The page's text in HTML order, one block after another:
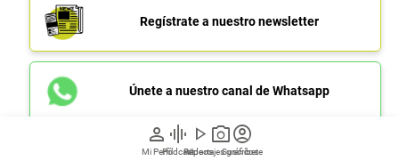
person
Mi Perfil
graphic_eq
Pódcast
play_arrow
Videos
photo_camera
Reportajes gráficos
account_circle
Suscríbete
Regístrate a nuestro newsletter
Únete a nuestro canal de Whatsapp